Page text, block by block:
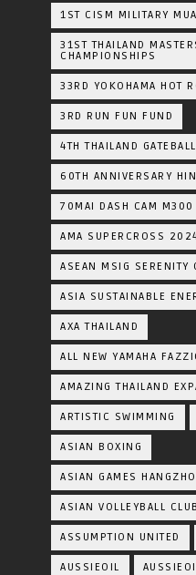
1ST CISM MILITARY
31ST THAILAND
CHAMPIONSHIPS
33RD YOKOHAMA HOT
3RD RUN FUN FUND
4TH THAILAND
60TH ANNIVERSARY
70MAI DASH CAM M300
AMA SUPERCROSS
ASEAN MSIG SERENITY
ASIA SUSTAINABLE
AXA THAILAND
ALL NEW YAMAHA
AMAZING THAILAND
ARTISTIC SWIMMING
ASIAN BOXING
ASIAN GAMES
ASIAN VOLLEYBALL
ASSUMPTION UNITED
AUSSIEOIL